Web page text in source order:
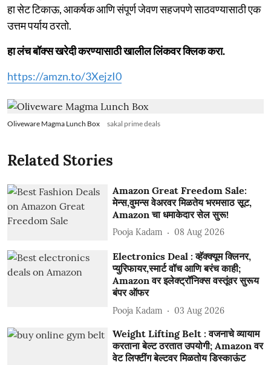
हा सेट टिकाऊ, आकर्षक आणि संपूर्ण जेवण सहजपणे साठवण्यासाठी एक
उत्तम पर्याय ठरतो.
हा लंच बॉक्स खरेदी करण्यासाठी खालील लिंकवर क्लिक करा.
https://amzn.to/3XejzI0
Oliveware Magma Lunch Box sakal prime deals
Related Stories
Amazon Great Freedom Sale:
मेन्स,वुमन्स वेअरवर मिळतेय भरमसाठ सूट,
Amazon चा धमाकेदार सेल सुरू!
Pooja Kadam 08 Aug 2026
Electronics Deal : व्हॅक्क्यूम क्लिनर,
प्युरिफायर,स्मार्ट वॉच आणि बरंच काही;
Amazon वर इलेक्ट्रॉनिक्स वस्तूंवर सुरूय
बंपर ऑफर
Pooja Kadam 03 Aug 2026
Weight Lifting Belt : वजनाचे व्यायाम
करताना बेल्ट ठरतात उपयोगी; Amazon वर
वेट लिफ्टींग बेल्टवर मिळतोय डिस्काऊंट